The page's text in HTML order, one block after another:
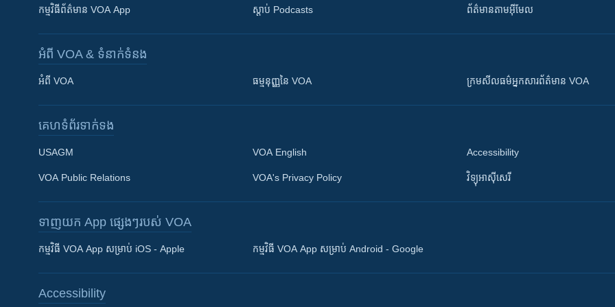
Khmer English
កម្មវិធី​ព័ត៌មាន VOA App ស្តាប់ Podcasts ព័ត៌មាន​តាម​អ៊ីមែល
អំពី​ VOA & ទំនាក់ទំនង
អំពី​ VOA ធម្មនុញ្ញ​នៃ VOA ក្រម​​​សីលធម៌​​​អ្នក​​​សារព័ត៌មាន VOA
គេហទំព័រ​​ទាក់ទង
USAGM
VOA Public Relations
VOA English
VOA's Privacy Policy
Accessibility
វិទ្យុ​អាស៊ី​សេរី
ទាញយក​ App ផ្សេងៗ​របស់​ VOA
កម្មវិធី​ VOA App សម្រាប់ iOS - Apple កម្មវិធី​ VOA App សម្រាប់ Android - Google
Accessibility